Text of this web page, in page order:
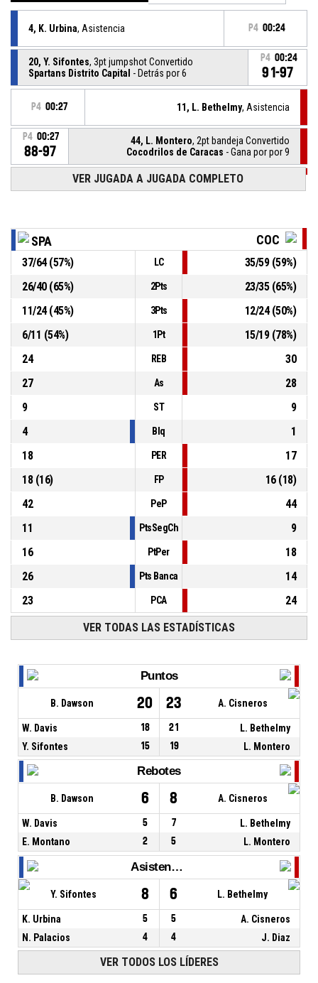
4, K. Urbina, Asistencia P4 00:24
20, Y. Sifontes, 3pt jumpshot Convertido
Spartans Distrito Capital - Detrás por 6
P4 00:24
91-97
P4 00:27 11, L. Bethelmy, Asistencia
P4 00:27
88-97
44, L. Montero, 2pt bandeja Convertido
Cocodrilos de Caracas - Gana por por 9
11, L. Bethelmy
4, K. Urbina, Pérdida mal pase
4, K. Urbina P4 00:34
22, B. Dawson P4 00:38
VER JUGADA A JUGADA COMPLETO
SPA COC
37/64(57%) LC 35/59(59%)
26/40(65%) 2Pts 23/35(65%)
11/24(45%) 3Pts 12/24(50%)
6/11 (54%) 1Pt 15/19(78%)
24
REB
30
27
As
28
9
ST
9
4
Blq
1
18
PER
17
18(16) FP 16(18)
42
PeP
44
11
PtsSegCh
9
16
PtPer
18
26
Pts Banca
14
23
PCA 24
VER TODAS LAS ESTADÍSTICAS
Puntos
B. Dawson 20 23 A. Cisneros
W. Davis 18 21
L. Bethelmy
Y. Sifontes
15 19 L. Montero
Rebotes
B. Dawson 6 8 A. Cisneros
W. Davis 5 7
L. Bethelmy
E. Montano
2 5 L. Montero
Asistencias
Y. Sifontes 8 6 L. Bethelmy
K. Urbina 5 5
A. Cisneros
N. Palacios
4 4 J. Diaz
VER TODOS LOS LÍDERES